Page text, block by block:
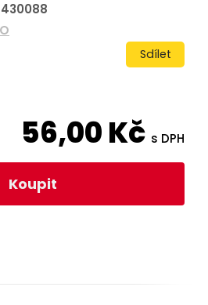
Sdílet
56,00Kč s DPH
Koupit